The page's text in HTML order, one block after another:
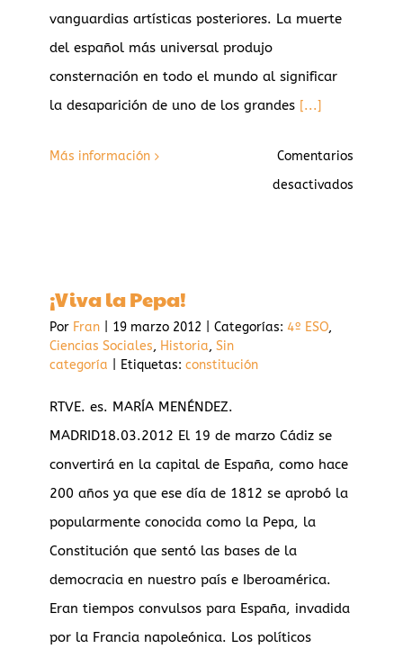
vanguardias artísticas posteriores. La muerte
del español más universal produjo
consternación en todo el mundo al significar
la desaparición de uno de los grandes [...]
Más información
Comentarios
desactivados
¡Viva la Pepa!
Por Fran 19 marzo 2012 Categorías: 4º ESO,
Ciencias Sociales, Historia, Sin
categoría
Etiquetas: constitución
RTVE. es. MARÍA MENÉNDEZ.
MADRID18.03.2012 El 19 de marzo Cádiz se
convertirá en la capital de España, como hace
200 años ya que ese día de 1812 se aprobó la
popularmente conocida como la Pepa, la
Constitución que sentó las bases de la
democracia en nuestro país e Iberoamérica.
Eran tiempos convulsos para España, invadida
por la Francia napoleónica. Los políticos